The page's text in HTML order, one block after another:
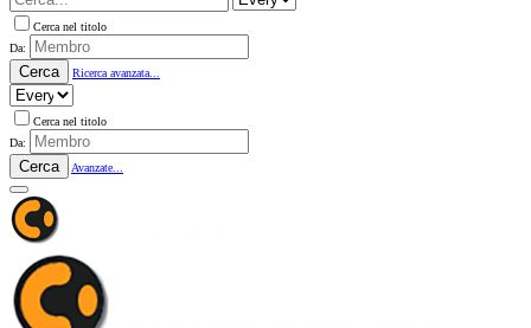
Cerca nel titolo
Da:
Cerca Ricerca avanzata...
Cerca nel titolo
Da:
Cerca Avanzate...